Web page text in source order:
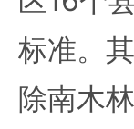
标准。
除南木